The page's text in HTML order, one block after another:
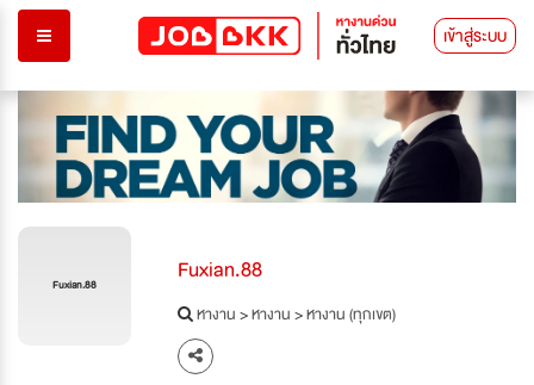
เข้าสู่ระบบ
Fuxian.88 Fuxian.88
หางาน>หางาน>หางาน (ทุกเขต)